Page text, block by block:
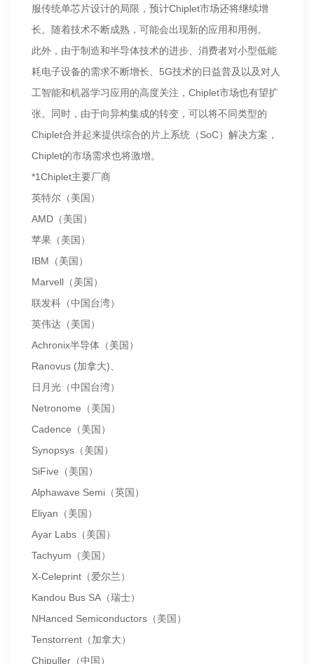
服传统单芯片设计的局限，预计Chiplet市场还将继续增
长。随着技术不断成熟，可能会出现新的应用和用例。
此外，由于制造和半导体技术的进步、消费者对小型低能
耗电子设备的需求不断增长、5G技术的日益普及以及对人
工智能和机器学习应用的高度关注，Chiplet市场也有望扩
张。同时，由于向异构集成的转变，可以将不同类型的
Chiplet合并起来提供综合的片上系统（SoC）解决方案，
Chiplet的市场需求也将激增。
*1Chiplet主要厂商
英特尔（美国）
AMD（美国）
苹果（美国）
IBM（美国）
Marvell（美国）
联发科（中国台湾）
英伟达（美国）
Achronix半导体（美国）
Ranovus (加拿大)、
日月光（中国台湾）
Netronome（美国）
Cadence（美国）
Synopsys（美国）
SiFive（美国）
Alphawave Semi（英国）
Eliyan（美国）
Ayar Labs（美国）
Tachyum（美国）
X-Celeprint（爱尔兰）
Kandou Bus SA（瑞士）
NHanced Semiconductors（美国）
Tenstorrent（加拿大）
Chipuller（中国）